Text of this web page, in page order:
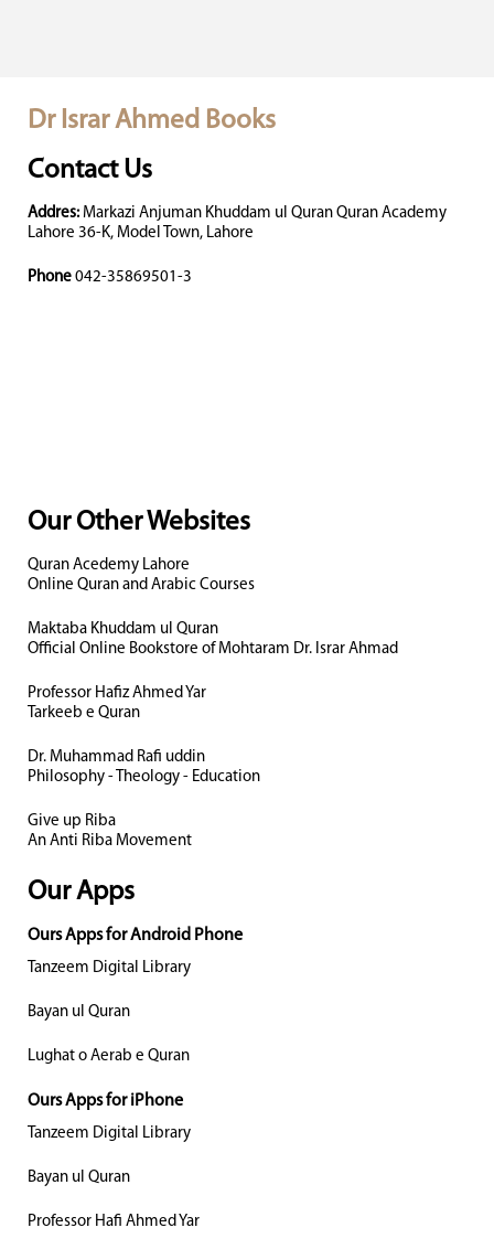
Dr Israr Ahmed Books
Contact Us
Addres: Markazi Anjuman Khuddam ul Quran Quran Academy
Lahore 36-K, Model Town, Lahore
Phone 042-35869501-3
Our Other Websites
Quran Acedemy Lahore
Online Quran and Arabic Courses
Maktaba Khuddam ul Quran
Official Online Bookstore of Mohtaram Dr. Israr Ahmad
Professor Hafiz Ahmed Yar
Tarkeeb e Quran
Dr. Muhammad Rafi uddin
Philosophy - Theology - Education
Give up Riba
An Anti Riba Movement
Our Apps
Ours Apps for Android Phone
Tanzeem Digital Library
Bayan ul Quran
Lughat o Aerab e Quran
Ours Apps for iPhone
Tanzeem Digital Library
Bayan ul Quran
Professor Hafi Ahmed Yar